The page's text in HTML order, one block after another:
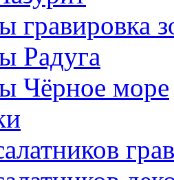
гравировка
Радуга
Чёрное море